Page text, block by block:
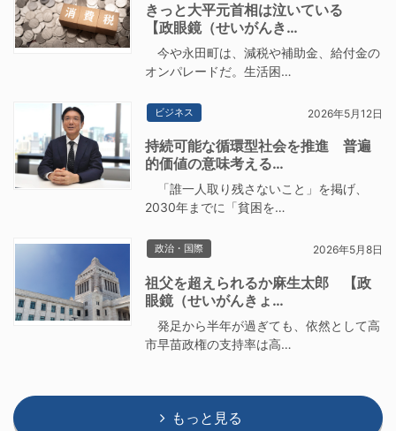
きっと大平元首相は泣いている
【政眼鏡（せいがんき…
今や永田町は、減税や補助金、給付金の
オンパレードだ。生活困…
ビジネス 2026年5月12日
持続可能な循環型社会を推進 普遍
的価値の意味考える…
「誰一人取り残さないこと」を掲げ、
2030年までに「貧困を…
政治・国際 2026年5月8日
祖父を超えられるか麻生太郎 【政
眼鏡（せいがんきょ…
発足から半年が過ぎても、依然として高
市早苗政権の支持率は高…
もっと見る